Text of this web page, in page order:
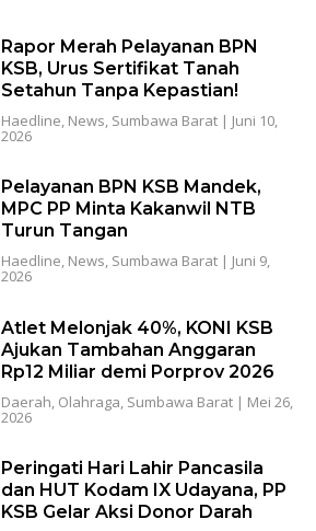
Rapor Merah Pelayanan BPN
KSB, Urus Sertifikat Tanah
Setahun Tanpa Kepastian!
Haedline, News, Sumbawa Barat| Juni 10,
2026
Pelayanan BPN KSB Mandek,
MPC PP Minta Kakanwil NTB
Turun Tangan
Haedline, News, Sumbawa Barat| Juni 9,
2026
Atlet Melonjak 40%, KONI KSB
Ajukan Tambahan Anggaran
Rp12 Miliar demi Porprov 2026
Daerah, Olahraga, Sumbawa Barat| Mei 26,
2026
Peringati Hari Lahir Pancasila
dan HUT Kodam IX Udayana, PP
KSB Gelar Aksi Donor Darah